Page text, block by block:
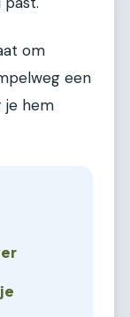
om
een
je hem